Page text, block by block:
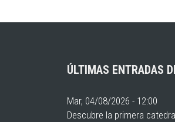
ÚLTIMAS ENTRADAS
Mar, 04/08/2026 - 12:00
Descubre la primera